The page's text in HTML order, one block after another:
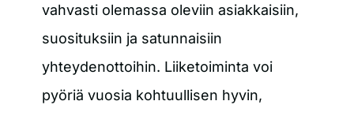
vahvasti olemassa oleviin asiakkaisiin,
suosituksiin ja satunnaisiin
yhteydenottoihin. Liiketoiminta voi
pyöriä vuosia kohtuullisen hyvin,